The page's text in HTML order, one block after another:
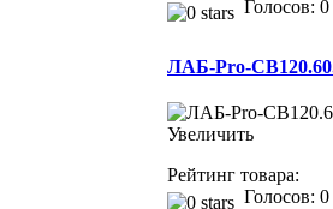
Голосов: 0
ЛАБ-Pro-
Увеличить
Рейтинг товара:
Голосов: 0